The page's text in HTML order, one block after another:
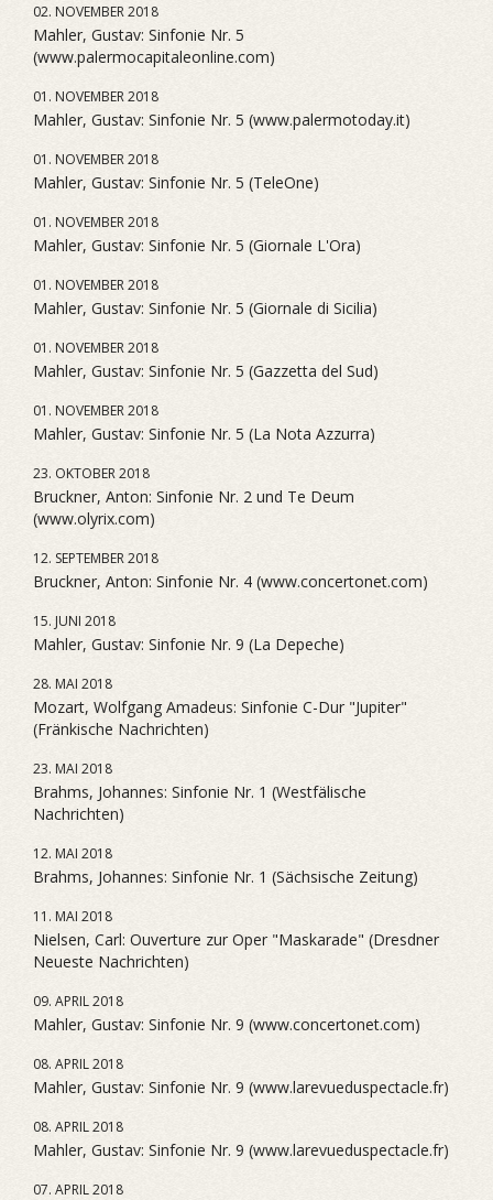
02. NOVEMBER 2018
Mahler, Gustav: Sinfonie Nr. 5
(www.palermocapitaleonline.com)
01. NOVEMBER 2018
Mahler, Gustav: Sinfonie Nr. 5 (www.palermotoday.it)
01. NOVEMBER 2018
Mahler, Gustav: Sinfonie Nr. 5 (TeleOne)
01. NOVEMBER 2018
Mahler, Gustav: Sinfonie Nr. 5 (Giornale L'Ora)
01. NOVEMBER 2018
Mahler, Gustav: Sinfonie Nr. 5 (Giornale di Sicilia)
01. NOVEMBER 2018
Mahler, Gustav: Sinfonie Nr. 5 (Gazzetta del Sud)
01. NOVEMBER 2018
Mahler, Gustav: Sinfonie Nr. 5 (La Nota Azzurra)
23. OKTOBER 2018
Bruckner, Anton: Sinfonie Nr. 2 und Te Deum
(www.olyrix.com)
12. SEPTEMBER 2018
Bruckner, Anton: Sinfonie Nr. 4 (www.concertonet.com)
15. JUNI 2018
Mahler, Gustav: Sinfonie Nr. 9 (La Depeche)
28. MAI 2018
Mozart, Wolfgang Amadeus: Sinfonie C-Dur "Jupiter"
(Fränkische Nachrichten)
23. MAI 2018
Brahms, Johannes: Sinfonie Nr. 1 (Westfälische
Nachrichten)
12. MAI 2018
Brahms, Johannes: Sinfonie Nr. 1 (Sächsische Zeitung)
11. MAI 2018
Nielsen, Carl: Ouverture zur Oper "Maskarade" (Dresdner
Neueste Nachrichten)
09. APRIL 2018
Mahler, Gustav: Sinfonie Nr. 9 (www.concertonet.com)
08. APRIL 2018
Mahler, Gustav: Sinfonie Nr. 9 (www.larevueduspectacle.fr)
08. APRIL 2018
Mahler, Gustav: Sinfonie Nr. 9 (www.larevueduspectacle.fr)
07. APRIL 2018